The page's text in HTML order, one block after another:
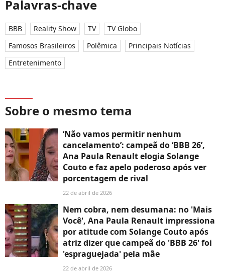
Palavras-chave
BBB Reality Show TV
TV Globo
Famosos Brasileiros
Polêmica
Principais Notícias
Entretenimento
Sobre o mesmo tema
‘Não vamos permitir nenhum
cancelamento’: campeã do ‘BBB 26’,
Ana Paula Renault elogia Solange
Couto e faz apelo poderoso após ver
porcentagem de rival
22 de abril de 2026
Nem cobra, nem desumana: no 'Mais
Você', Ana Paula Renault impressiona
por atitude com Solange Couto após
atriz dizer que campeã do 'BBB 26' foi
'espraguejada' pela mãe
22 de abril de 2026